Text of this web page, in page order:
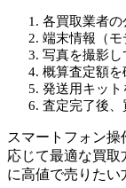
各買取業者の
端末情報（モ
写真を撮影し
概算査定額
発送用キッ
査定完了後、
スマートフォン
応じて最適な買
に高値で売りたい